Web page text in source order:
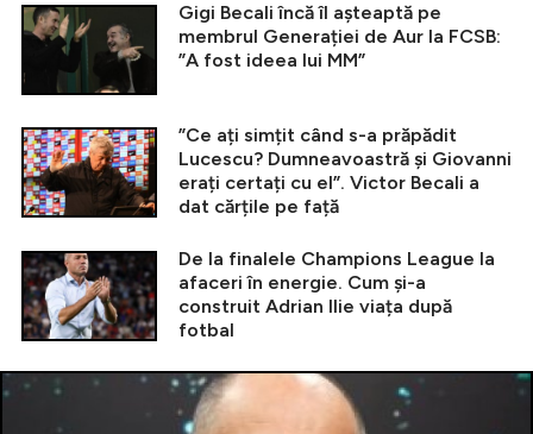
Gigi Becali încă îl așteaptă pe
membrul Generației de Aur la FCSB:
”A fost ideea lui MM”
”Ce ați simțit când s-a prăpădit
Lucescu? Dumneavoastră și Giovanni
erați certați cu el”. Victor Becali a
dat cărțile pe față
De la finalele Champions League la
afaceri în energie. Cum și-a
construit Adrian Ilie viața după
fotbal